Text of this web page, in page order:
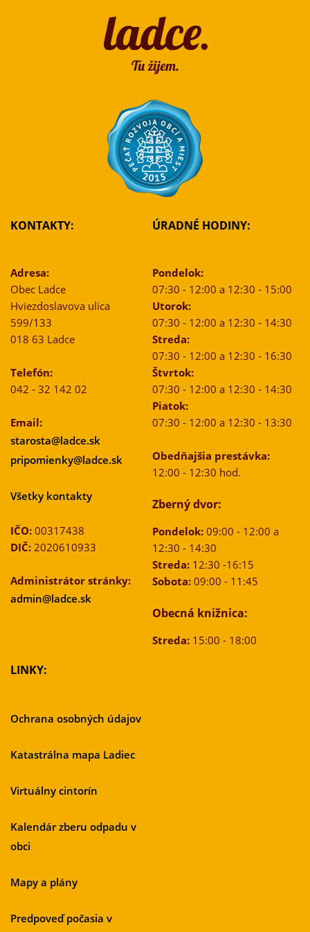
KONTAKTY:
Adresa:
Obec Ladce
Hviezdoslavova ulica
599/133
018 63 Ladce
Telefón:
042 - 32 142 02
Email:
starosta@ladce.sk
pripomienky@ladce.sk
Všetky kontakty
IČO: 00317438
DIČ: 2020610933
Administrátor stránky:
admin@ladce.sk
ÚRADNÉ HODINY:
Pondelok:
07:30 - 12:00 a 12:30 - 15:00
Utorok:
07:30 - 12:00 a 12:30 - 14:30
Streda:
07:30 - 12:00 a 12:30 - 16:30
Štvrtok:
07:30 - 12:00 a 12:30 - 14:30
Piatok:
07:30 - 12:00 a 12:30 - 13:30
Obedňajšia prestávka:
12:00 - 12:30 hod.
Zberný dvor:
Pondelok:09:00 - 12:00 a
12:30 - 14:30
Streda:12:30 -16:15
Sobota:09:00 - 11:45
Obecná knižnica:
Streda:15:00 - 18:00
LINKY:
Ochrana osobných údajov
Katastrálna mapa Ladiec
Virtuálny cintorín
Kalendár zberu odpadu v
obci
Mapy a plány
Predpoveď počasia v